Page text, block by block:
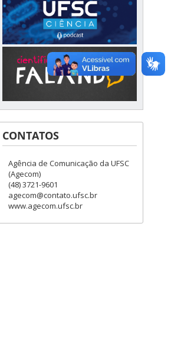
CONTATOS
Agência de Comunicação da UFSC
(Agecom)
(48) 3721-9601
agecom@contato.ufsc.br
www.agecom.ufsc.br